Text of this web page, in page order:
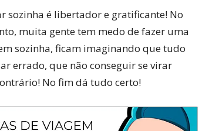
sozinha é libertador e gratificante! No
muita gente tem medo de fazer uma
sozinha, ficam imaginando que tudo
errado, que não conseguir se virar
No fim dá tudo certo!